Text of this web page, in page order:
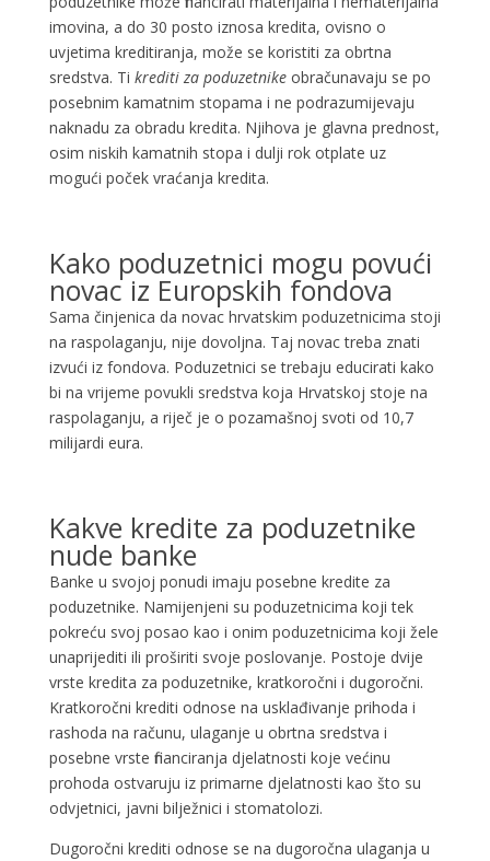
imovina, a do 30 posto iznosa kredita, ovisno o
uvjetima kreditiranja, može se koristiti za obrtna
sredstva. Ti krediti za poduzetnikeobračunavaju se po
posebnim kamatnim stopama i ne podrazumijevaju
naknadu za obradu kredita. Njihova je glavna prednost,
osim niskih kamatnih stopa i dulji rok otplate uz
mogući poček vraćanja kredita.
Kako poduzetnici mogu povući
novac iz Europskih fondova
Sama činjenica da novac hrvatskim poduzetnicima stoji
na raspolaganju, nije dovoljna. Taj novac treba znati
izvući iz fondova. Poduzetnici se trebaju educirati kako
bi na vrijeme povukli sredstva koja Hrvatskoj stoje na
raspolaganju, a riječ je o pozamašnoj svoti od 10,7
milijardi eura.
Kakve kredite za poduzetnike
nude banke
Banke u svojoj ponudi imaju posebne kredite za
poduzetnike. Namijenjeni su poduzetnicima koji tek
pokreću svoj posao kao i onim poduzetnicima koji žele
unaprijediti ili proširiti svoje poslovanje. Postoje dvije
vrste kredita za poduzetnike, kratkoročni i dugoročni.
Kratkoročni krediti odnose na usklađivanje prihoda i
rashoda na računu, ulaganje u obrtna sredstva i
posebne vrste financiranja djelatnosti koje većinu
prohoda ostvaruju iz primarne djelatnosti kao što su
odvjetnici, javni bilježnici i stomatolozi.
Dugoročni krediti odnose se na dugoročna ulaganja u